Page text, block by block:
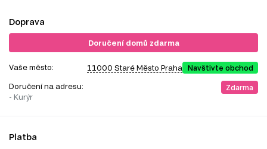
Doprava
Doručení domů zdarma
Vaše město: 11000 Staré Město Praha Navštivte obchod
Doručení na adresu:
- Kurýr
Zdarma
Platba